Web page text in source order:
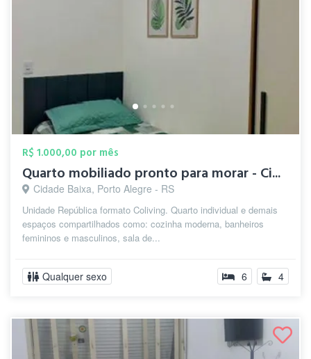
R$ 1.000,00 por mês
Quarto mobiliado pronto para morar - Ci...
Cidade Baixa, Porto Alegre - RS
Unidade República formato Coliving. Quarto individual e demais
espaços compartilhados como: cozinha moderna, banheiros
femininos e masculinos, sala de...
Qualquer sexo 6 4